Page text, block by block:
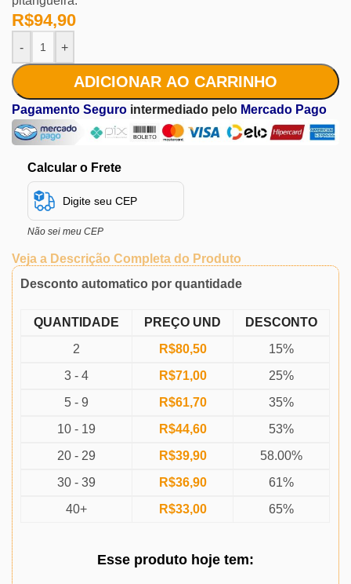
R$94,90
- +
ADICIONAR AO CARRINHO
Pagamento Seguro intermediado pelo Mercado Pago
Calcular o Frete
Não sei meu CEP
Veja a Descrição Completa do Produto
Desconto automatico por quantidade
QUANTIDADE PREÇO UND
DESCONTO
2
R$80,50
15%
3 - 4
R$71,00
25%
5 - 9
R$61,70
35%
10 - 19
R$44,60
53%
20 - 29
R$39,90
58.00%
30 - 39
R$36,90
61%
40+
R$33,00 65%
Esse produto hojetem: